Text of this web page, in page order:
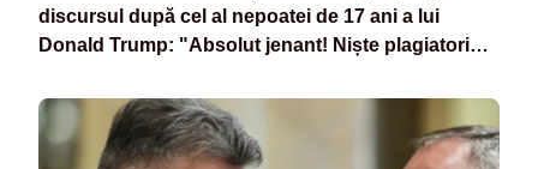
discursul după cel al nepoatei de 17 ani a lui
Donald Trump: "Absolut jenant! Niște plagiatori